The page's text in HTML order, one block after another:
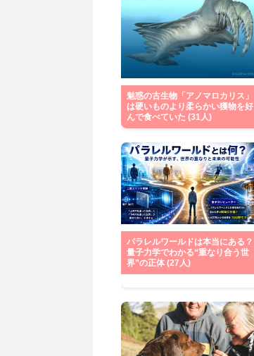
魅惑の古生物「アノマロカリス」
は硬いものより柔らかい獲物を好
んで食べていた (31人)
パラレルワールドは本当にある？
量子力学でわかる“重なり合う世
界”の正体 (27人)